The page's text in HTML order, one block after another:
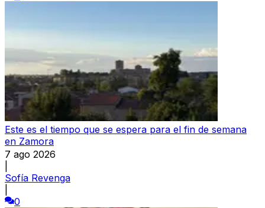
Este es el tiempo que se espera para el fin de semana
en Zamora
7 ago 2026
Sofía Revenga
0